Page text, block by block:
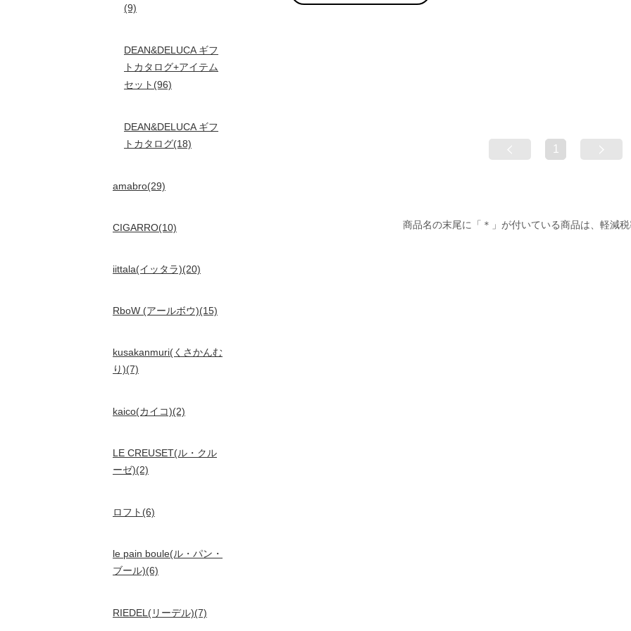
(9)
DEAN&DELUCA ギフ
トカタログ+アイテム
セット(96)
DEAN&DELUCA ギフ
トカタログ(18)
amabro(29)
CIGARRO(10)
iittala(イッタラ)(20)
RboW (アールボウ)(15)
kusakanmuri(くさかんむ
り)(7)
kaico(カイコ)(2)
LE CREUSET(ル・クル
ーゼ)(2)
ロフト(6)
le pain boule(ル・パン・
ブール)(6)
RIEDEL(リーデル)(7)
1
商品名の末尾に「＊」が付いている商品は、軽減税